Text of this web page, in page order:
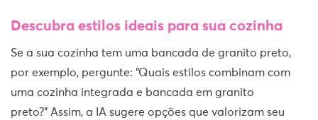
Descubra estilos ideais para sua cozinha
Se a sua cozinha tem uma bancada de granito preto,
por exemplo, pergunte: “Quais estilos combinam com
uma cozinha integrada e bancada em granito
preto?” Assim, a IA sugere opções que valorizam seu